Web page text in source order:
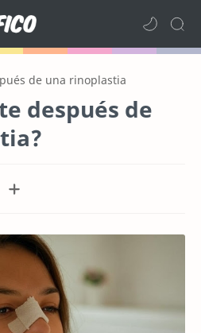
de una rinoplastia
después de